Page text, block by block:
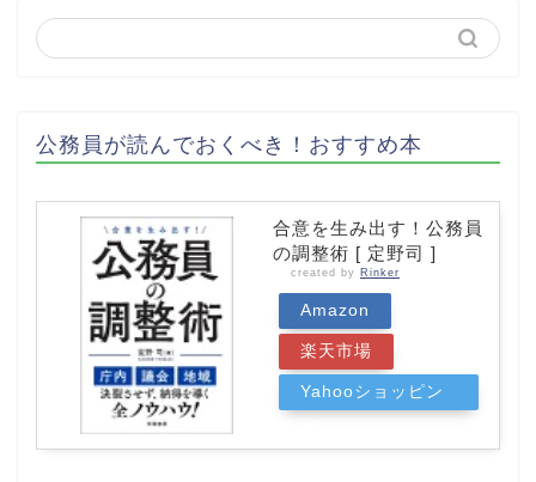
公務員が読んでおくべき！おすすめ本
合意を生み出す！公務員
の調整術 [ 定野司 ]
created by Rinker
Amazon
楽天市場
Yahooショッピン